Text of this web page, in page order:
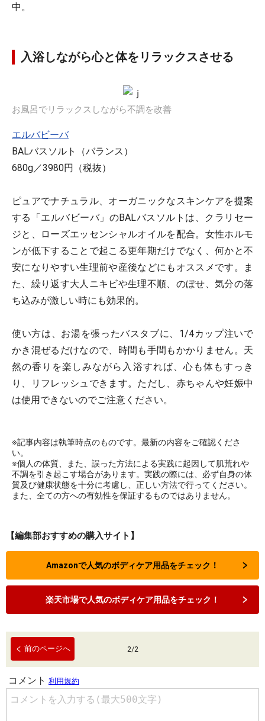
中。
入浴しながら心と体をリラックスさせる
お風呂でリラックスしながら不調を改善
エルバビーバ
BALバスソルト（バランス）
680g／3980円（税抜）
ピュアでナチュラル、オーガニックなスキンケアを提案
する「エルバビーバ」のBALバスソルトは、クラリセー
ジと、ローズエッセンシャルオイルを配合。女性ホルモ
ンが低下することで起こる更年期だけでなく、何かと不
安になりやすい生理前や産後などにもオススメです。ま
た、繰り返す大人ニキビや生理不順、のぼせ、気分の落
ち込みが激しい時にも効果的。
使い方は、お湯を張ったバスタブに、1/4カップ注いで
かき混ぜるだけなので、時間も手間もかかりません。天
然の香りを楽しみながら入浴すれば、心も体もすっき
り、リフレッシュできます。ただし、赤ちゃんや妊娠中
は使用できないのでご注意ください。
※記事内容は執筆時点のものです。最新の内容をご確認くださ
い。
※個人の体質、また、誤った方法による実践に起因して肌荒れや
不調を引き起こす場合があります。実践の際には、必ず自身の体
質及び健康状態を十分に考慮し、正しい方法で行ってください。
また、全ての方への有効性を保証するものではありません。
【編集部おすすめの購入サイト】
Amazonで人気のボディケア用品をチェック！
楽天市場で人気のボディケア用品をチェック！
前のページへ 2/2